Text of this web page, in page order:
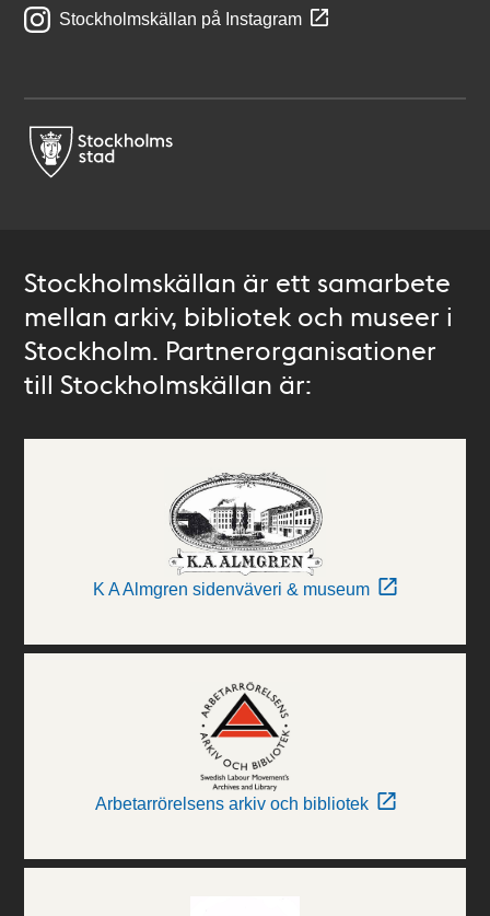
Stockholmskällan på Instagram
Stockholmskällan är ett samarbete
mellan arkiv, bibliotek och museer i
Stockholm. Partnerorganisationer
till Stockholmskällan är:
K A Almgren sidenväveri & museum
Arbetarrörelsens arkiv och bibliotek